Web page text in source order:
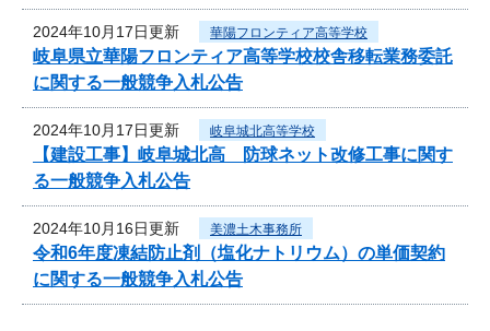
2024年10月17日更新 華陽フロンティア高等学校
岐阜県立華陽フロンティア高等学校校舎移転業務委託
に関する一般競争入札公告
2024年10月17日更新 岐阜城北高等学校
【建設工事】岐阜城北高 防球ネット改修工事に関す
る一般競争入札公告
2024年10月16日更新 美濃土木事務所
令和6年度凍結防止剤（塩化ナトリウム）の単価契約
に関する一般競争入札公告